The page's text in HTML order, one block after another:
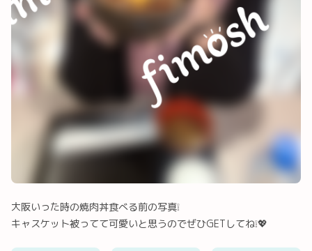
大阪いった時の焼肉丼食べる前の写真❕
キャスケット被ってて可愛いと思うのでぜひGETしてね❕💖